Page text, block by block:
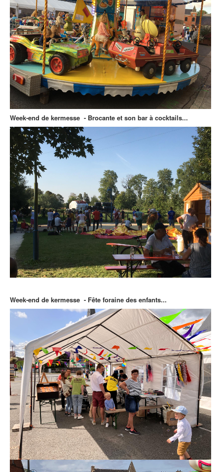
Week-end de kermesse - Brocante et son bar à cocktails...
Week-end de kermesse - Fête foraine des enfants...